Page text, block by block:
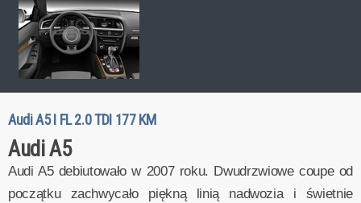
Audi A5 I FL 2.0 TDI 177 KM
Audi A5
Audi A5 debiutowało w 2007 roku. Dwudrzwiowe coupe od
początku zachwycało piękną linią nadwozia i świetnie